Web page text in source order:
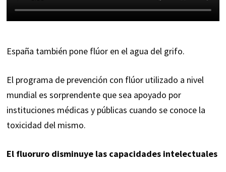
España también pone flúor en el agua del grifo.
El programa de prevención con flúor utilizado a nivel
mundial es sorprendente que sea apoyado por
instituciones médicas y públicas cuando se conoce la
toxicidad del mismo.
El fluoruro disminuye las capacidades intelectuales